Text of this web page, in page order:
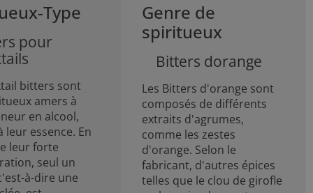
Type
pour
bitters sont
amers à
en alcool,
leur essence. En
leur forte
seul un
à-dire une
Genre de
spiritueux
Bitters dorange
Les Bitters d'orange sont
composés de différents
extraits d'agrumes,
comme les zestes
d'orange. Selon le
fabricant, d'autres épices
telles que le clou de girofle